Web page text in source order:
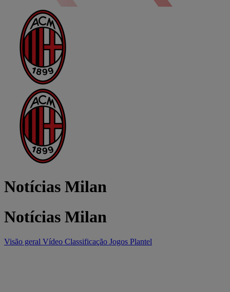
Notícias Milan
Notícias Milan
Visão geral Vídeo Classificação Jogos Plantel